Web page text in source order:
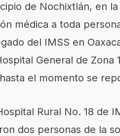
de Nochixtlán, en
médica a toda
del IMSS en
General de Zona
el momento se
Rural No. 18 de
dos personas de la